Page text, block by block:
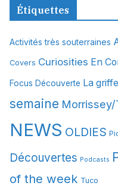
v
e
Étiquettes
Activités très souterraines
Covers Curiosities En
Focus Découverte La
semaine Morrissey/
NEWS OLDIES
Découvertes Podcasts
of the week Tuco